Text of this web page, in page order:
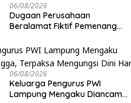
06/08/2026
Dugaan Perusahaan
Beralamat Fiktif Pemenang
Lampung, Alamat Kantor
Ternyata Rumah Kosong dan
Lahan Kosong, Dinas PKPCK
Disorot
06/08/2026
Keluarga Pengurus PWI
Lampung Mengaku Diancam